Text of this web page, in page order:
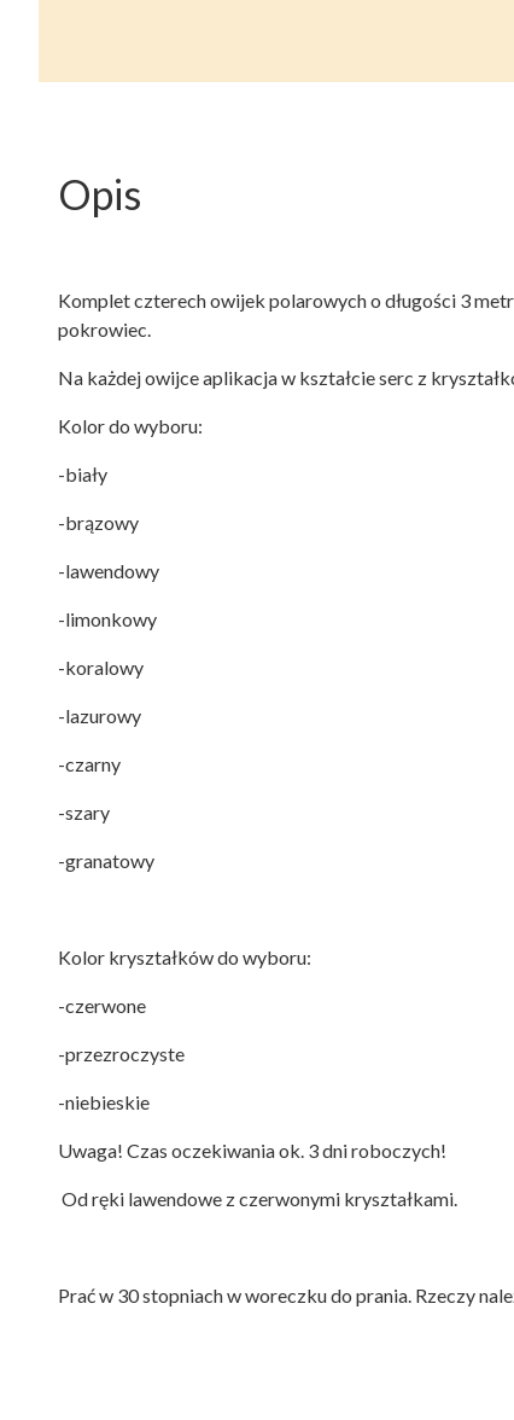
Opis
Komplet czterech owijek polarowych o długości 3
pokrowiec.
Na każdej owijce aplikacja w kształcie serc z
Kolor do wyboru:
-biały
-brązowy
-lawendowy
-limonkowy
-koralowy
-lazurowy
-czarny
-szary
-granatowy
Kolor kryształków do wyboru:
-czerwone
-przezroczyste
-niebieskie
Uwaga! Czas oczekiwania ok. 3 dni roboczych!
Od ręki lawendowe z czerwonymi kryształkami.
Prać w 30 stopniach w woreczku do prania. Rzeczy